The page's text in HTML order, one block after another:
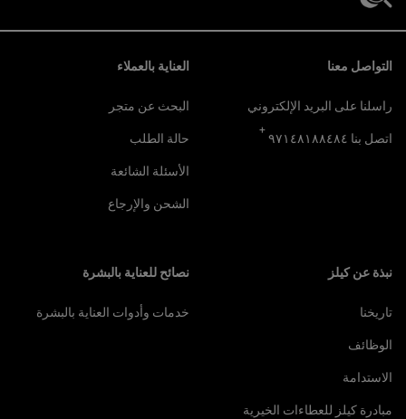
التواصل معنا
راسلنا على البريد الإلكتروني
اتصل بنا ٩٧١٤٨١٨٨٤٨٤
+
العناية بالعملاء
البحث عن متجر
حالة الطلب
الأسئلة الشائعة
الشحن والإرجاع
نبذة عن كيلز
تاريخنا
الوظائف
الاستدامة
مبادرة كيلز للعطاءات الخيرية
نصائح للعناية بالبشرة
خدمات وأدوات العناية بالبشرة